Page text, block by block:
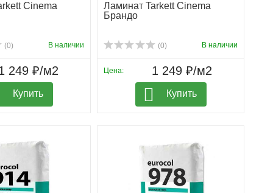
Cinema
(0) В наличии
249 ₽/м2
Купить
Ламинат Tarkett Cinema
Брандо
(0) В наличии
Цена: 1 249 ₽/м2
Купить